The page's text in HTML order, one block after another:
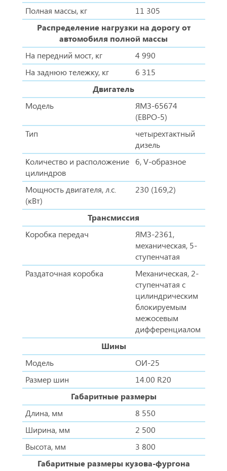
Полная массы, кг
11 305
Распределение нагрузки на дорогу от
автомобиля полной массы
На передний мост, кг
4 990
На заднюю тележку, кг
6 315
Двигатель
Модель
ЯМЗ-65674
(ЕВРО-5)
Тип
четырехтактный
дизель
Количество и расположение
цилиндров
6, V-образное
Мощность двигателя, л.с.
(кВт)
230 (169,2)
Трансмиссия
Коробка передач
ЯМЗ-2361,
механическая, 5-
ступенчатая
Раздаточная коробка
Механическая, 2-
ступенчатая с
цилиндрическим
блокируемым
межосевым
дифференциалом
Шины
Модель
ОИ-25
Размер шин
14.00 R20
Габаритные размеры
Длина, мм
8 550
Ширина, мм
2 500
Высота, мм
3 800
Габаритные размеры кузова-фургона